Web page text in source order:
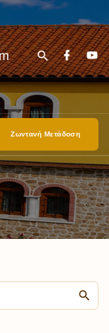
Ζωντανή Μετάδοση